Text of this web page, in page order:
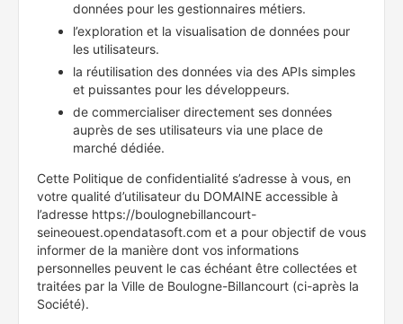
données pour les gestionnaires métiers.
l’exploration et la visualisation de données pour
les utilisateurs.
la réutilisation des données via des APIs simples
et puissantes pour les développeurs.
de commercialiser directement ses données
auprès de ses utilisateurs via une place de
marché dédiée.
Cette Politique de confidentialité s’adresse à vous, en
votre qualité d’utilisateur du DOMAINE accessible à
l’adresse https://boulognebillancourt-
seineouest.opendatasoft.com et a pour objectif de vous
informer de la manière dont vos informations
personnelles peuvent le cas échéant être collectées et
traitées par la Ville de Boulogne-Billancourt (ci-après la
Société).